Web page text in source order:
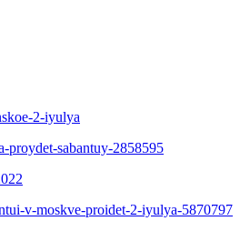
2-iyulya
proydet-sabantuy-2858595
v-moskve-proidet-2-iyulya-5870797